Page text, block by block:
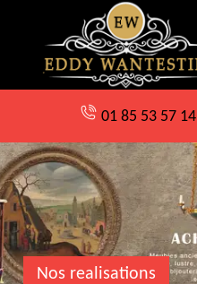
01 85 53 57 14
Nos realisations